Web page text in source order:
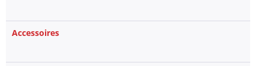
Accessoires